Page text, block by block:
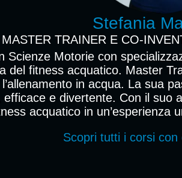
Stefania
MASTER TRAINER E CO-
Scienze Motorie con
del fitness acquatico. Master
in acqua. La sua
efficace e divertente. Con il suo
acquatico in un’esperienza
Scopri tutti i corsi